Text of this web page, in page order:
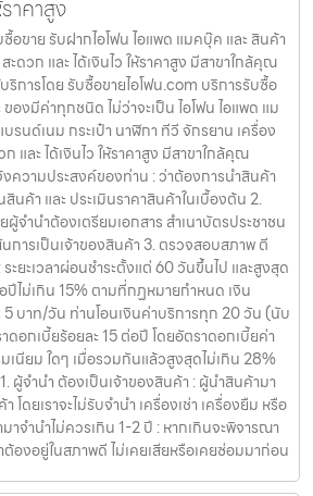
าคาสูง
อขาย รับฝากไอโฟน ไอแพด แมคบุ๊ค และ สินค้า
ะดวก และ ได้เงินไว ให้ราคาสูง มีสาขาใกล้คุณ
ริการโดย รับซื้อขายไอโฟน.com บริการรับซื้อ
องมีค่าทุกชนิด ไม่ว่าจะเป็น ไอโฟน ไอแพด แม
นด์เนม กระเป๋า นาฬิกา ทีวี จักรยาน เครื่อง
ก และ ได้เงินไว ให้ราคาสูง มีสาขาใกล้คุณ
งความประสงค์ของท่าน : ว่าต้องการนำสินค้า
นค้า และ ประเมินราคาสินค้าในเบื้องต้น 2.
จำนำต้องเตรียมเอกสาร สำเนาบัตรประชาชน
การเป็นเจ้าของสินค้า 3. ตรวจสอบสภาพ ตี
ะยะเวลาผ่อนชำระตั้งแต่ 60 วันขึ้นไป และสูงสุด
ไม่เกิน 15% ตามที่กฏหมายกำหนด เงิน
บาท/วัน ท่านโอนเงินค่าบริการทุก 20 วัน (นับ
อกเบี้ยร้อยละ 15 ต่อปี โดยอัตราดอกเบี้ยค่า
เนียม ใดๆ เมื่อรวมกันแล้วสูงสุดไม่เกิน 28%
ผู้จำนำ ต้องเป็นเจ้าของสินค้า : ผู้นำสินค้ามา
โดยเราจะไม่รับจำนำ เครื่องเช่า เครื่องยืม หรือ
าจำนำไม่ควรเกิน 1-2 ปี : หากเกินจะพิจารณา
องอยู่ในสภาพดี ไม่เคยเสียหรือเคยซ่อมมาก่อน